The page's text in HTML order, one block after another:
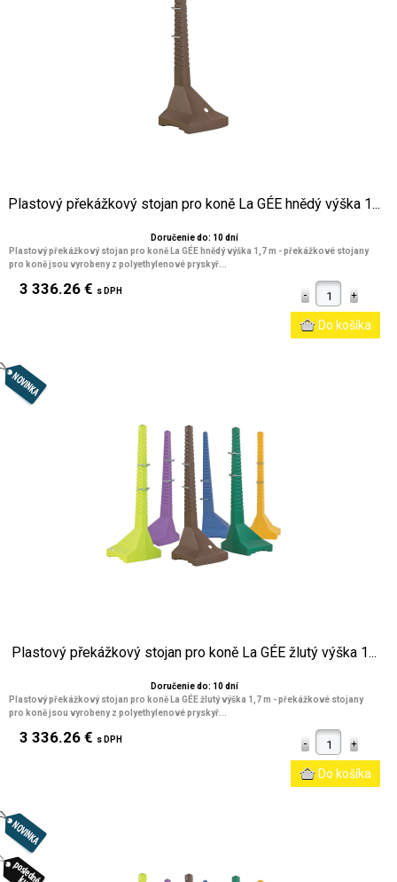
Plastový překážkový stojan pro koně La GÉE hnědý výška 1...
Doručenie do: 10 dní
Plastový překážkový stojan pro koně La GÉE hnědý výška 1,7 m - překážkové stojany
pro koně jsou vyrobeny z polyethylenové pryskyř...
3 336.26 € s DPH
Plastový překážkový stojan pro koně La GÉE žlutý výška 1...
Doručenie do: 10 dní
Plastový překážkový stojan pro koně La GÉE žlutý výška 1,7 m - překážkové stojany
pro koně jsou vyrobeny z polyethylenové pryskyř...
3 336.26 € s DPH